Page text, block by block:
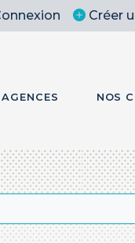
Créer
NOS